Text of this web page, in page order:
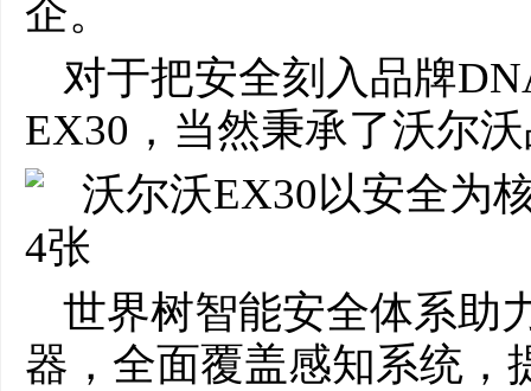
企。
对于把安全刻入品牌
EX30，当然秉承了沃尔
世界树智能安全体系助
器，全面覆盖感知系统，